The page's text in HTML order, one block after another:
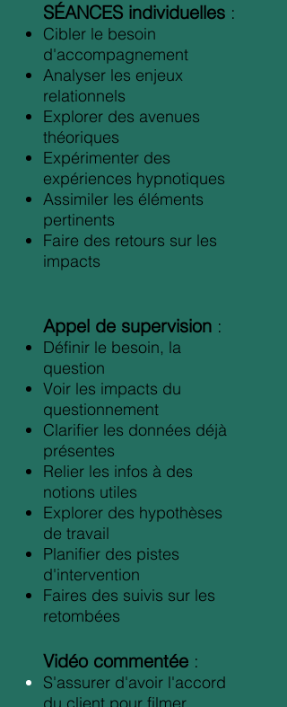
SÉANCES individuelles :
Cibler le besoin
d'accompagnement
Analyser les enjeux
relationnels
Explorer des avenues
théoriques
Expérimenter des
expériences hypnotiques
Assimiler les éléments
pertinents
Faire des retours sur les
impacts
Appel de supervision :
Définir le besoin, la
question
Voir les impacts du
questionnement
Clarifier les données déjà
présentes
Relier les infos à des
notions utiles
Explorer des hypothèses
de travail
Planifier des pistes
d'intervention
Faires des suivis sur les
retombées
Vidéo commentée :
S'assurer d'avoir l'accord